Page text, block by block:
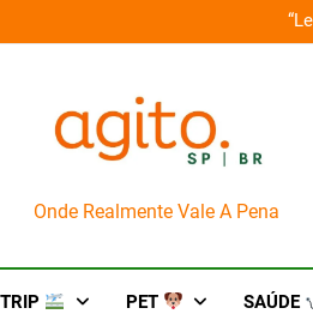
AgitoSP
Onde Realmente Vale A Pena
TRIP PET SAÚDE